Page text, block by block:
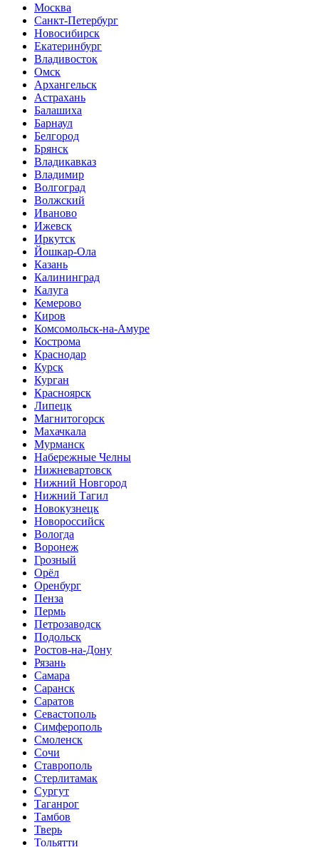
Москва
Санкт-Петербург
Новосибирск
Екатеринбург
Владивосток
Омск
Архангельск
Астрахань
Балашиха
Барнаул
Белгород
Брянск
Владикавказ
Владимир
Волгоград
Волжский
Иваново
Ижевск
Иркутск
Йошкар-Ола
Казань
Калининград
Калуга
Кемерово
Киров
Комсомольск-на-Амуре
Кострома
Краснодар
Курск
Курган
Красноярск
Липецк
Магнитогорск
Махачкала
Мурманск
Набережные Челны
Нижневартовск
Нижний Новгород
Нижний Тагил
Новокузнецк
Новороссийск
Вологда
Воронеж
Грозный
Орёл
Оренбург
Пенза
Пермь
Петрозаводск
Подольск
Ростов-на-Дону
Рязань
Самара
Саранск
Саратов
Севастополь
Симферополь
Смоленск
Сочи
Ставрополь
Стерлитамак
Сургут
Таганрог
Тамбов
Тверь
Тольятти